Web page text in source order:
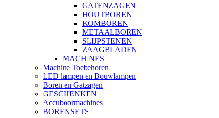
GATENZAGEN
HOUTBOREN
KOMBOREN
METAALBOREN
SLIJPSTENEN
ZAAGBLADEN
MACHINES
Machine Toebehoren
LED lampen en Bouwlampen
Boren en Gatzagen
GESCHENKEN
Accuboormachines
BORENSETS